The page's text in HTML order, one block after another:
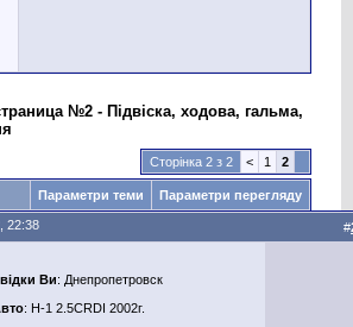
№2 - Підвіска, ходова, гальма,
Сторінка 2 з 2 < 1 2
Параметри теми Параметри перегляду
22:38 #
Ви: Днепропетровск
: H-1 2.5CRDI 2002г.